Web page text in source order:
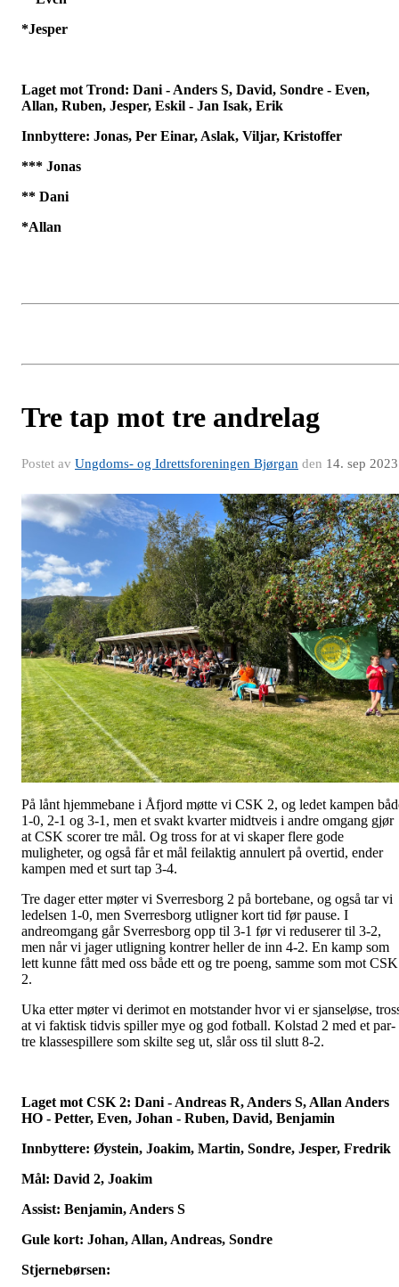
*Jesper
Laget mot Trond: Dani - Anders S, David, Sondre - Even,
Allan, Ruben, Jesper, Eskil - Jan Isak, Erik
Innbyttere: Jonas, Per Einar, Aslak, Viljar, Kristoffer
*** Jonas
** Dani
*Allan
Tre tap mot tre andrelag
Postet av Ungdoms- og Idrettsforeningen Bjørgan den 14. sep 2023
På lånt hjemmebane i Åfjord møtte vi CSK 2, og ledet kampen
1-0, 2-1 og 3-1, men et svakt kvarter midtveis i andre omgang gjør
at CSK scorer tre mål. Og tross for at vi skaper flere gode
muligheter, og også får et mål feilaktig annulert på overtid, ender
kampen med et surt tap 3-4.
Tre dager etter møter vi Sverresborg 2 på bortebane, og også tar vi
ledelsen 1-0, men Sverresborg utligner kort tid før pause. I
andreomgang går Sverresborg opp til 3-1 før vi reduserer til 3-2,
men når vi jager utligning kontrer heller de inn 4-2. En kamp som
lett kunne fått med oss både ett og tre poeng, samme som mot CSK
2.
Uka etter møter vi derimot en motstander hvor vi er sjanseløse,
at vi faktisk tidvis spiller mye og god fotball. Kolstad 2 med et par-
tre klassespillere som skilte seg ut, slår oss til slutt 8-2.
Laget mot CSK 2: Dani - Andreas R, Anders S, Allan Anders
HO - Petter, Even, Johan - Ruben, David, Benjamin
Innbyttere: Øystein, Joakim, Martin, Sondre, Jesper, Fredrik
Mål: David 2, Joakim
Assist: Benjamin, Anders S
Gule kort: Johan, Allan, Andreas, Sondre
Stjernebørsen: